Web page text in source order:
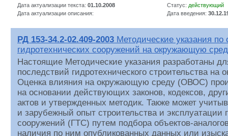
Дата актуализации текста: 01.10.2008 Статус: действующий
Дата актуализации описания:
Дата введения:
РД 153-34.2-02.409-2003 Методические указания по
гидротехнических сооружений на окружающую
Настоящие Методические указания разработаны
последствий гидротехнического строительства
Оценка влияния на окружающую среду (ОВОС)
на основании действующих законов, кодексов,
актов и утвержденных методик. Также может
и зарубежный опыт строительства и эксплуатации
сооружений (ГТС) путем подбора объектов-
наличия по ним опубликованных данных или